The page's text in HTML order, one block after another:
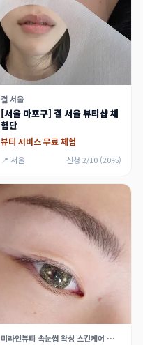
결 서울
[서울 마포구] 결 서울 뷰티샵 체
험단
뷰티 서비스 무료 체험
📍 서울 신청 2/10 (20%)
미라인뷰티 속눈썹 왁싱 스킨케어 가산점